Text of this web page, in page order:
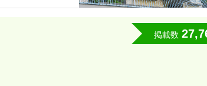
掲載数